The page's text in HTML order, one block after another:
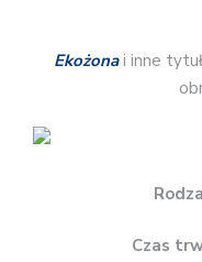
Ekożonai inne
Czas